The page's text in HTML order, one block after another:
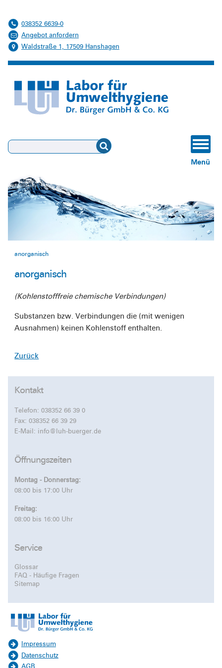
038352 6639-0
Angebot anfordern
Waldstraße 1, 17509 Hanshagen
Suchen
Menü
anorganisch
anorganisch
(Kohlenstofffreie chemische Verbindungen)
Substanzen bzw. Verbindungen die (mit wenigen
Ausnahmen) keinen Kohlenstoff enthalten.
Zurück
Kontakt
Telefon:038352 66 39 0
Fax: 038352 66 39 29
E-Mail: info@luh-buerger.de
Öffnungszeiten
Montag - Donnerstag:
08:00 bis 17:00 Uhr
Freitag:
08:00 bis 16:00 Uhr
Service
Glossar
FAQ - Häufige Fragen
Sitemap
Impressum
Datenschutz